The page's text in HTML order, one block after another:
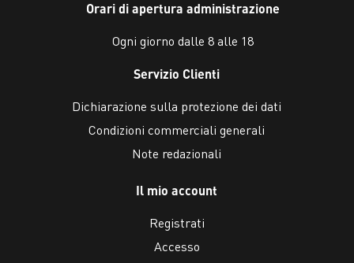
Orari di apertura administrazione
Ogni giorno dalle 8 alle 18
Servizio Clienti
Dichiarazione sulla protezione dei dati
Condizioni commerciali generali
Note redazionali
Il mio account
Registrati
Accesso